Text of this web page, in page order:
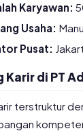
Karyawan:
Usaha:
Pusat:
Karir di PT
terstruktur